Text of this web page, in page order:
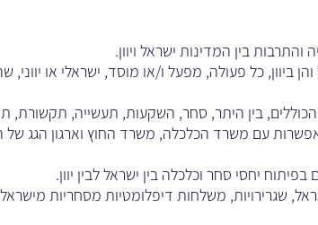
בין המדינות ישראל ויוון.
ביוון, כל פעולה, מפעל ו/או מוסד, ישראלי או
הכוללים, בין היתר, סחר, השקעות, תעשייה, תקשורת,
עם משרד הכלכלה, משרד החוץ וארגון הגג של
יחסי סחר וכלכלה בין ישראל לבין יוון.
שגרירויות, משלחות דיפלומטיות מסחריות מישראל